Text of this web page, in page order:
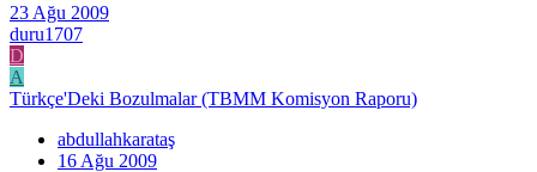
23 Ağu 2009
duru1707
D
A
Türkçe'Deki Bozulmalar (TBMM Komisyon Raporu)
abdullahkarataş
16 Ağu 2009